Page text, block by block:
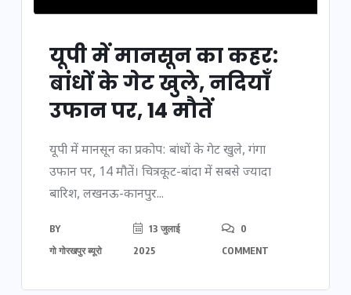
यूपी में मानसून का कहर:
बांधों के गेट खुले, नदियाँ
उफान पर, 14 मौतें
यूपी में मानसून का प्रकोप: बांधों के गेट खुले, गंगा
उफान पर, 14 मौतें। चित्रकूट-बांदा में सबसे ज्यादा
बारिश, लखनऊ-कानपुर...
BY
गो गोरखपुर ब्यूरो
13 जुलाई
2025
0
COMMENT